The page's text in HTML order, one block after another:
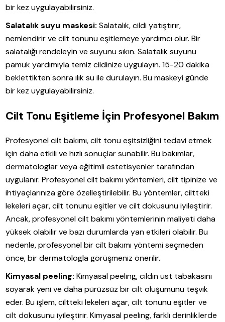
bir kez uygulayabilirsiniz.
Salatalık suyu maskesi: Salatalık, cildi yatıştırır,
nemlendirir ve cilt tonunu eşitlemeye yardımcı olur. Bir
salatalığı rendeleyin ve suyunu sıkın. Salatalık suyunu
pamuk yardımıyla temiz cildinize uygulayın. 15-20 dakika
beklettikten sonra ılık su ile durulayın. Bu maskeyi günde
bir kez uygulayabilirsiniz.
Cilt Tonu Eşitleme İçin Profesyonel Bakım
Profesyonel cilt bakımı, cilt tonu eşitsizliğini tedavi etmek
için daha etkili ve hızlı sonuçlar sunabilir. Bu bakımlar,
dermatologlar veya eğitimli estetisyenler tarafından
uygulanır. Profesyonel cilt bakımı yöntemleri, cilt tipinize ve
ihtiyaçlarınıza göre özelleştirilebilir. Bu yöntemler, ciltteki
lekeleri açar, cilt tonunu eşitler ve cilt dokusunu iyileştirir.
Ancak, profesyonel cilt bakımı yöntemlerinin maliyeti daha
yüksek olabilir ve bazı durumlarda yan etkileri olabilir. Bu
nedenle, profesyonel bir cilt bakımı yöntemi seçmeden
önce, bir dermatologla görüşmeniz önerilir.
Kimyasal peeling: Kimyasal peeling, cildin üst tabakasını
soyarak yeni ve daha pürüzsüz bir cilt oluşumunu teşvik
eder. Bu işlem, ciltteki lekeleri açar, cilt tonunu eşitler ve
cilt dokusunu iyileştirir. Kimyasal peeling, farklı derinliklerde